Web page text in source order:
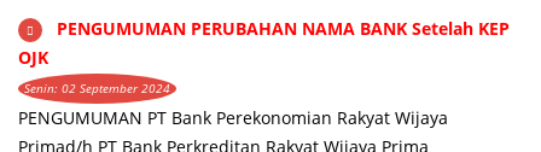
PENGUMUMAN PERUBAHAN NAMA BANK Setelah KEP
OJK
Senin: 02 September 2024
PENGUMUMAN PT Bank Perekonomian Rakyat Wijaya
Primad/h PT Bank Perkreditan Rakyat Wijaya Prima